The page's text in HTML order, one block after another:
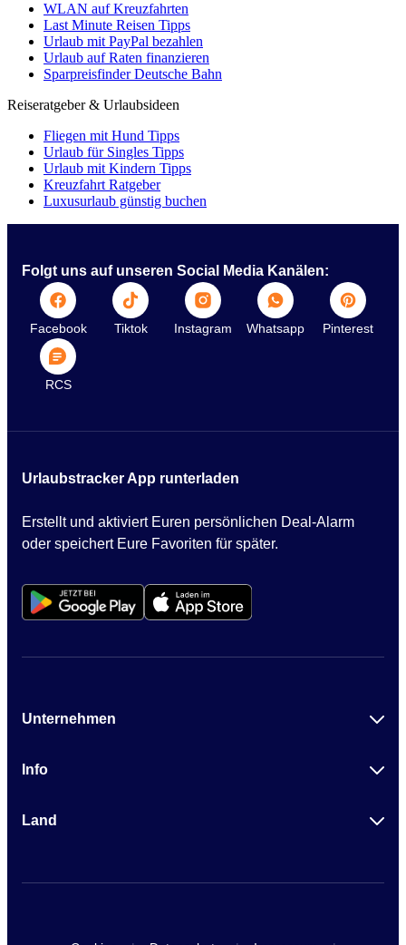
WLAN auf Kreuzfahrten
Last Minute Reisen Tipps
Urlaub mit PayPal bezahlen
Urlaub auf Raten finanzieren
Sparpreisfinder Deutsche Bahn
Reiseratgeber & Urlaubsideen
Fliegen mit Hund Tipps
Urlaub für Singles Tipps
Urlaub mit Kindern Tipps
Kreuzfahrt Ratgeber
Luxusurlaub günstig buchen